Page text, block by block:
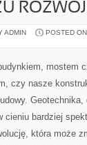
ADMIN POSTED
mostem
czy nasze
cieniu bardziej
która może